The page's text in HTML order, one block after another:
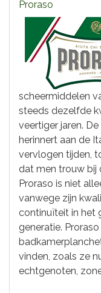
Proraso
scheermiddelen
steeds dezelfde
veertiger jaren.
herinnert aan de
vervlogen tijden,
dat men trouw bij
Proraso is niet
vanwege zijn
continuïteit in het
generatie.
vinden, zoals ze
echtgenoten,